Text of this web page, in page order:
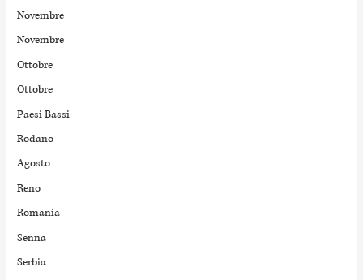
Novembre
Novembre
Ottobre
Ottobre
Paesi Bassi
Rodano
Agosto
Reno
Romania
Senna
Serbia